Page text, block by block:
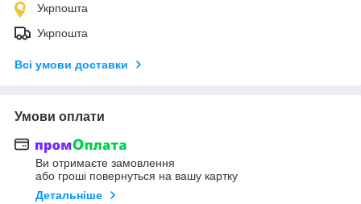
Укрпошта
Укрпошта
Всі умови доставки
Умови оплати
Ви отримаєте замовлення
або гроші повернуться на вашу картку
Детальніше